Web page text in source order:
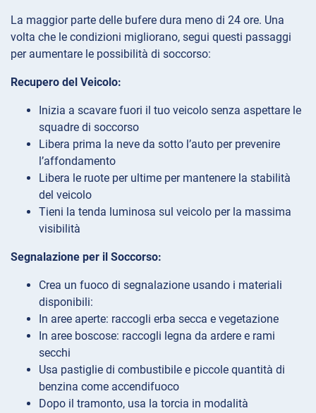
La maggior parte delle bufere dura meno di 24 ore. Una
volta che le condizioni migliorano, segui questi passaggi
per aumentare le possibilità di soccorso:
Recupero del Veicolo:
Inizia a scavare fuori il tuo veicolo senza aspettare le
squadre di soccorso
Libera prima la neve da sotto l’auto per prevenire
l’affondamento
Libera le ruote per ultime per mantenere la stabilità
del veicolo
Tieni la tenda luminosa sul veicolo per la massima
visibilità
Segnalazione per il Soccorso:
Crea un fuoco di segnalazione usando i materiali
disponibili:
In aree aperte: raccogli erba secca e vegetazione
In aree boscose: raccogli legna da ardere e rami
secchi
Usa pastiglie di combustibile e piccole quantità di
benzina come accendifuoco
Dopo il tramonto, usa la torcia in modalità